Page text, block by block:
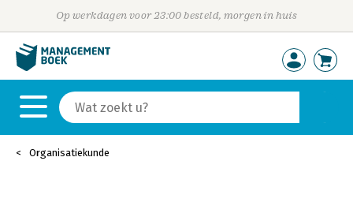
Op werkdagen voor 23:00 besteld, morgen in huis
Organisatiekunde